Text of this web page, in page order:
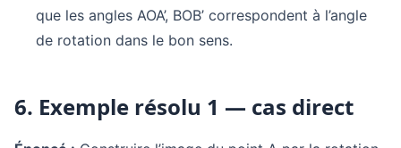
que les angles AOA’, BOB’ correspondent à l’angle
de rotation dans le bon sens.
6. Exemple résolu 1 — cas direct